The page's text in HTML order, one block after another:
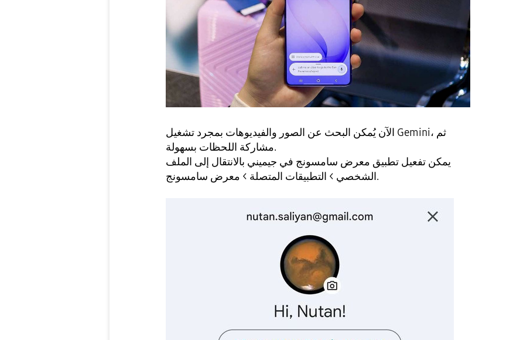
الآن يُمكن البحث عن الصور والفيديوهات بمجرد تشغيل Gemini، ثم
مشاركة اللحظات بسهولة.
يمكن تفعيل تطبيق معرض سامسونج في جيميني بالانتقال إلى الملف
الشخصي > التطبيقات المتصلة > معرض سامسونج.